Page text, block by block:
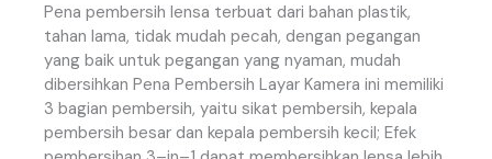
Pena pembersih lensa terbuat dari bahan plastik,
tahan lama, tidak mudah pecah, dengan pegangan
yang baik untuk pegangan yang nyaman, mudah
dibersihkan Pena Pembersih Layar Kamera ini memiliki
3 bagian pembersih, yaitu sikat pembersih, kepala
pembersih besar dan kepala pembersih kecil; Efek